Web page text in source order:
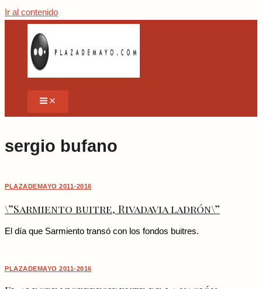
Ir al contenido
sergio bufano
PLAZADEMAYO 2011-2016
\”Sarmiento buitre, Rivadavia ladrón\”
El día que Sarmiento transó con los fondos buitres.
PLAZADEMAYO 2011-2016